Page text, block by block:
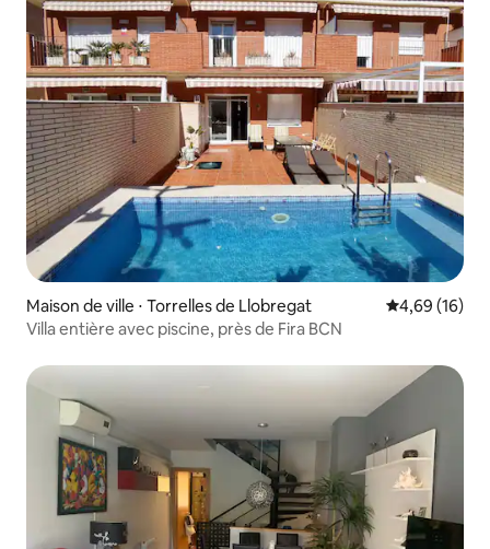
Maison de ville ⋅ Torrelles de Llobregat Évaluation
4,69 (16)
Villa entière avec piscine, près de Fira BCN